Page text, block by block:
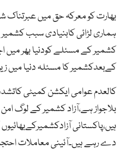
بھارت کو معرکہ حق میں
ہماری لڑائی کابنیادی سبب
کشمیر کے مسئلے کودنیا بھر میں
کےبعدکشمیر کا مسئلہ دنیا میں
کالعدم عوامی ایکشن کمیٹی کاتشدد
بلاجواز ہے،آزاد کشمیر کے لوگ
ہیں،پاکستانی
دے رہے ہیں۔آئینی معاملات